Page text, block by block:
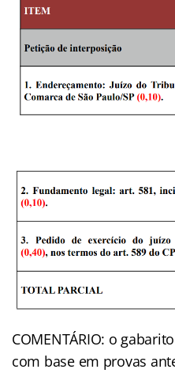
COMENTÁRIO: o
com base em provas